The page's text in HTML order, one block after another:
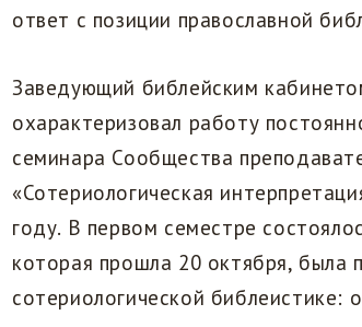
ответ с позиции православной
Заведующий библейским
охарактеризовал работу
семинара Сообщества
«Сотериологическая
году. В первом семестре
которая прошла 20 октября, была
сотериологической